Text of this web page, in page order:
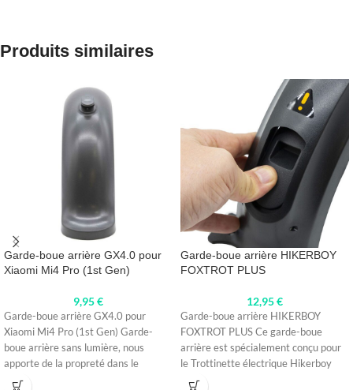
Produits similaires
Garde-boue arrière GX4.0 pour
Xiaomi Mi4 Pro (1st Gen)
9,95€
Garde-boue arrière GX4.0 pour
Xiaomi Mi4 Pro (1st Gen) Garde-
boue arrière sans lumière, nous
apporte de la propreté dans le
Garde-boue arrière HIKERBOY
FOXTROT PLUS
12,95€
Garde-boue arrière HIKERBOY
FOXTROT PLUS Ce garde-boue
arrière est spécialement conçu pour
le Trottinette électrique Hikerboy
Foxtrot Plus. Fabriqué en